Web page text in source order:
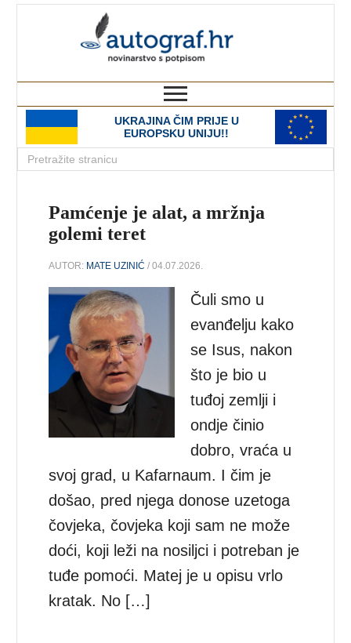
UKRAJINA ČIM PRIJE U
EUROPSKU UNIJU!!
Pamćenje je alat, a mržnja
golemi teret
AUTOR: MATE UZINIĆ / 04.07.2026.
Čuli smo u
evanđelju kako
se Isus, nakon
što je bio u
tuđoj zemlji i
ondje činio
dobro, vraća u
svoj grad, u Kafarnaum. I čim je
došao, pred njega donose uzetoga
čovjeka, čovjeka koji sam ne može
doći, koji leži na nosiljci i potreban je
tuđe pomoći. Matej je u opisu vrlo
kratak. No […]